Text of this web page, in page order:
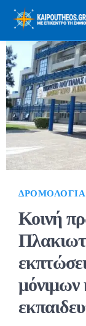
Κοινή